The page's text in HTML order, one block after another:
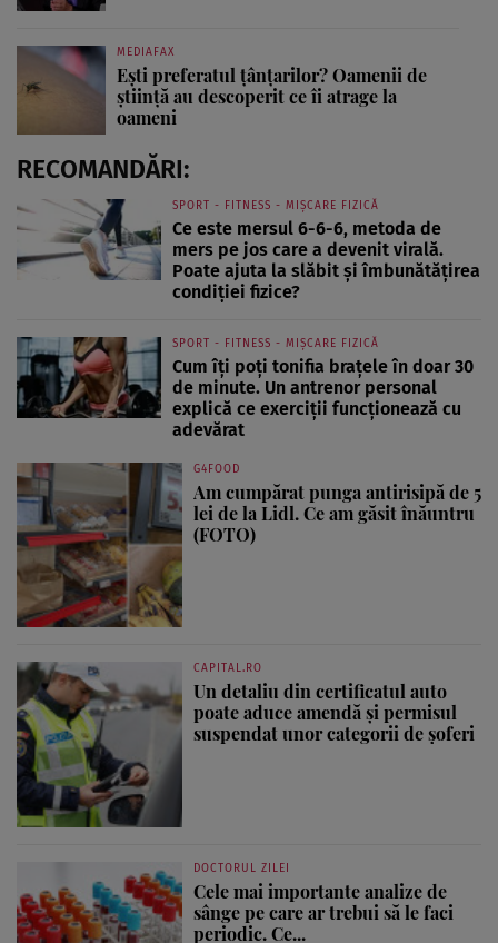
MEDIAFAX
Ești preferatul țânțarilor? Oamenii de
știință au descoperit ce îi atrage la
oameni
RECOMANDĂRI:
SPORT - FITNESS - MIȘCARE FIZICĂ
Ce este mersul 6-6-6, metoda de
mers pe jos care a devenit virală.
Poate ajuta la slăbit și îmbunătățirea
condiției fizice?
SPORT - FITNESS - MIȘCARE FIZICĂ
Cum îți poți tonifia brațele în doar 30
de minute. Un antrenor personal
explică ce exerciții funcționează cu
adevărat
G4FOOD
Am cumpărat punga antirisipă de 5
lei de la Lidl. Ce am găsit înăuntru
(FOTO)
CAPITAL.RO
Un detaliu din certificatul auto
poate aduce amendă și permisul
suspendat unor categorii de șoferi
DOCTORUL ZILEI
Cele mai importante analize de
sânge pe care ar trebui să le faci
periodic. Ce...